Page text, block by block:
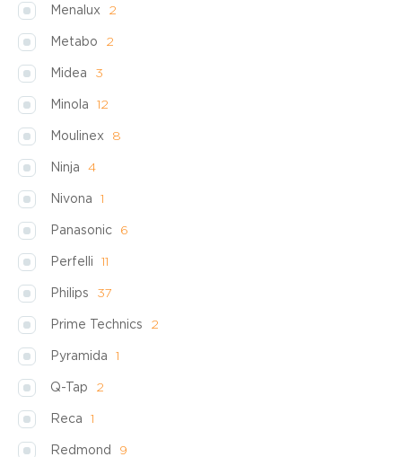
Menalux 2
Metabo 2
Midea 3
Minola 12
Moulinex 8
Ninja 4
Nivona 1
Panasonic 6
Perfelli 11
Philips 37
Prime Technics 2
Pyramida 1
Q-Tap 2
Reca 1
Redmond 9